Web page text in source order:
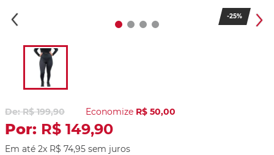
-25%
R$ 199,90 Economize R$ 50,00
R$ 149,90
Em até 2x R$ 74,95 sem juros